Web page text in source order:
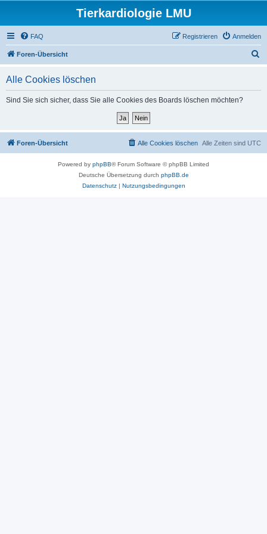
Tierkardiologie LMU
FAQ Anmelden
Registrieren
Foren-Übersicht
Alle Cookies löschen
Sind Sie sich sicher, dass Sie alle Cookies des Boards löschen möchten?
Foren-Übersicht Alle Zeiten sind UTC
Alle Cookies löschen
Powered by phpBB® Forum Software © phpBB Limited
Deutsche Übersetzung durch phpBB.de
Datenschutz| Nutzungsbedingungen